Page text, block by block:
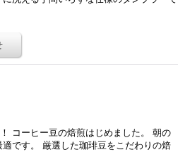
コーヒー豆の焙煎はじめました。 朝の
です。 厳選した珈琲豆をこだわりの焙